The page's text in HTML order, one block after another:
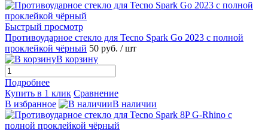
Быстрый просмотр
Противоударное стекло для Tecno Spark Go 2023 с полной
проклейкой чёрный 50 руб. / шт
В корзину
Подробнее
Купить в 1 клик Сравнение
В избранное
В наличии